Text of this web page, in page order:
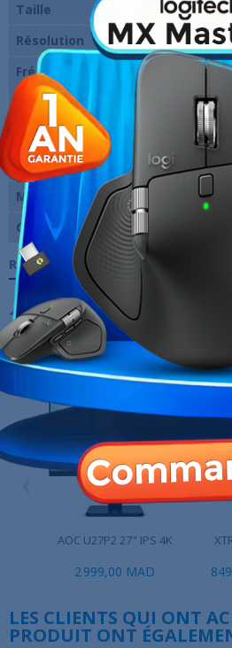
Taille
24 pouces
Résolution
1920 x
Fréquence verticale
maxi
Temps de réponse
5 ms
Entrées vidéo
1 X DVI
X VGA
Marque
ASUS
Garantie
Références spécifiques
10 AUTRES PRODUITS
CATÉGORIE :
AOC U27P2 27" IPS 4K
2 999,00 MAD
LES CLIENTS QUI ONT
PRODUIT ONT